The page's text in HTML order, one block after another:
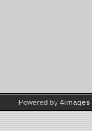
Powered by 4images